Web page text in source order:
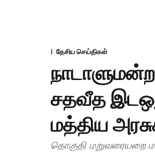
தேசிய செய்திகள்
சதவீத
மத்திய
தொகுதி மறுவரையறை